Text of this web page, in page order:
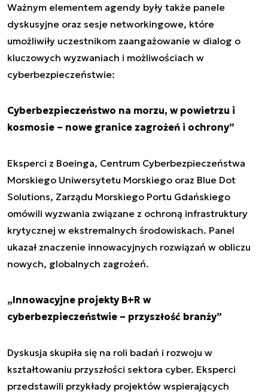
Ważnym elementem agendy były także panele
dyskusyjne oraz sesje networkingowe, które
umożliwiły uczestnikom zaangażowanie w dialog o
kluczowych wyzwaniach i możliwościach w
cyberbezpieczeństwie:
Cyberbezpieczeństwo na morzu, w powietrzu i
kosmosie – nowe granice zagrożeń i ochrony”
Eksperci z Boeinga, Centrum Cyberbezpieczeństwa
Morskiego Uniwersytetu Morskiego oraz Blue Dot
Solutions, Zarządu Morskiego Portu Gdańskiego
omówili wyzwania związane z ochroną infrastruktury
krytycznej w ekstremalnych środowiskach. Panel
ukazał znaczenie innowacyjnych rozwiązań w obliczu
nowych, globalnych zagrożeń.
„Innowacyjne projekty B+R w
cyberbezpieczeństwie – przyszłość branży”
Dyskusja skupiła się na roli badań i rozwoju w
kształtowaniu przyszłości sektora cyber. Eksperci
przedstawili przykłady projektów wspierających